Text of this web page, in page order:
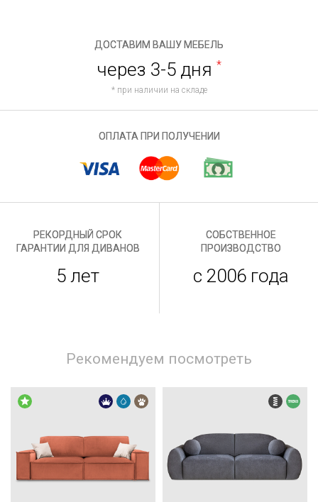
ДОСТАВИМ ВАШУ МЕБЕЛЬ
через 3-5 дня *
* при наличии на складе
ОПЛАТА ПРИ ПОЛУЧЕНИИ
РЕКОРДНЫЙ СРОК
ГАРАНТИИ ДЛЯ ДИВАНОВ
5 лет
СОБСТВЕННОЕ
ПРОИЗВОДСТВО
с 2006 года
Рекомендуем посмотреть